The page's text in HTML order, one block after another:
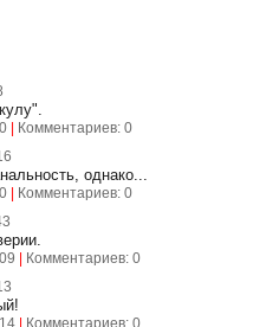
Комментариев: 0
однако...
Комментариев: 0
Комментариев: 0
Комментариев: 0